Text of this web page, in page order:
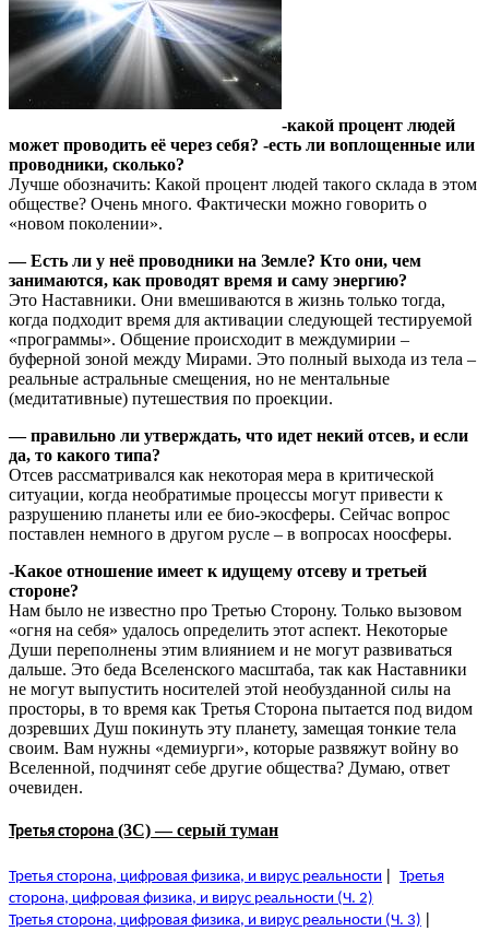
-какой процент людей
может проводить её через себя? -есть ли воплощенные или
проводники, сколько?
Лучше обозначить: Какой процент людей такого склада в этом
обществе? Очень много. Фактически можно говорить о
«новом поколении».
— Есть ли у неё проводники на Земле? Кто они, чем
занимаются, как проводят время и саму энергию?
Это Наставники. Они вмешиваются в жизнь только тогда,
когда подходит время для активации следующей тестируемой
«программы». Общение происходит в междумирии –
буферной зоной между Мирами. Это полный выхода из тела –
реальные астральные смещения, но не ментальные
(медитативные) путешествия по проекции.
— правильно ли утверждать, что идет некий отсев, и если
да, то какого типа?
Отсев рассматривался как некоторая мера в критической
ситуации, когда необратимые процессы могут привести к
разрушению планеты или ее био-экосферы. Сейчас вопрос
поставлен немного в другом русле – в вопросах ноосферы.
-Какое отношение имеет к идущему отсеву и третьей
стороне?
Нам было не известно про Третью Сторону. Только вызовом
«огня на себя» удалось определить этот аспект. Некоторые
Души переполнены этим влиянием и не могут развиваться
дальше. Это беда Вселенского масштаба, так как Наставники
не могут выпустить носителей этой необузданной силы на
просторы, в то время как Третья Сторона пытается под видом
дозревших Душ покинуть эту планету, замещая тонкие тела
своим. Вам нужны «демиурги», которые развяжут войну во
Вселенной, подчинят себе другие общества? Думаю, ответ
очевиден.
Третья сторона (3C) — серый туман
Третья сторона, цифровая физика, и вирус реальности | Третья
сторона, цифровая физика, и вирус реальности (Ч. 2)
Третья сторона, цифровая физика, и вирус реальности (Ч. 3) |